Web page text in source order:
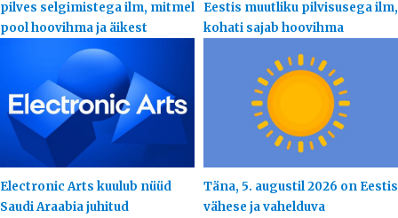
pilves selgimistega ilm, mitmel
pool hoovihma ja äikest
Eestis muutliku pilvisusega ilm,
kohati sajab hoovihma
Electronic Arts kuulub nüüd
Saudi Araabia juhitud
Täna, 5. augustil 2026 on Eestis
vähese ja vahelduva